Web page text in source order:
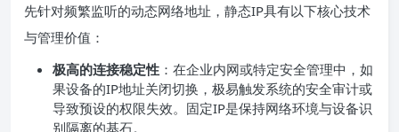
先针对频繁监听的动态网络地址，静态IP具有以下核心技术
与管理价值：
极高的连接稳定性 ：在企业内网或特定安全管理中，如
果设备的IP地址关闭切换，极易触发系统的安全审计或
导致预设的权限失效。固定IP是保持网络环境与设备识
别隔离的基石。